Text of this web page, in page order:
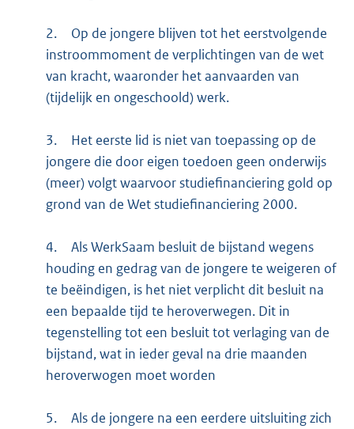
2.
Op de jongere blijven tot het eerstvolgende
instroommoment de verplichtingen van de wet
van kracht, waaronder het aanvaarden van
(tijdelijk en ongeschoold) werk.
3.
Het eerste lid is niet van toepassing op de
jongere die door eigen toedoen geen onderwijs
(meer) volgt waarvoor studiefinanciering gold op
grond van de Wet studiefinanciering 2000.
4.
Als WerkSaam besluit de bijstand wegens
houding en gedrag van de jongere te weigeren of
te beëindigen, is het niet verplicht dit besluit na
een bepaalde tijd te heroverwegen. Dit in
tegenstelling tot een besluit tot verlaging van de
bijstand, wat in ieder geval na drie maanden
heroverwogen moet worden
5.
Als de jongere na een eerdere uitsluiting zich